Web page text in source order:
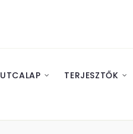
UTCALAP TERJESZTŐK